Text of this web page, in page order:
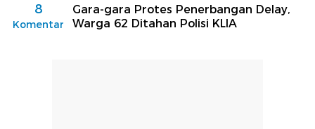
8
Komentar
Gara-gara Protes Penerbangan Delay,
Warga 62 Ditahan Polisi KLIA